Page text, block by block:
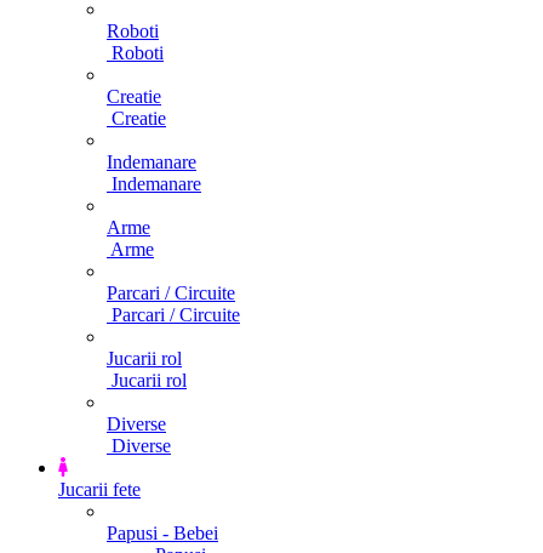
Roboti
Roboti
Creatie
Creatie
Indemanare
Indemanare
Arme
Arme
Parcari / Circuite
Parcari / Circuite
Jucarii rol
Jucarii rol
Diverse
Diverse
Jucarii fete
Papusi - Bebei